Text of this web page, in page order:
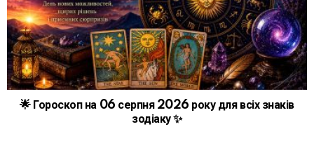
🌟 Гороскоп на 06 серпня 2026 року для всіх знаків
зодіаку ✨